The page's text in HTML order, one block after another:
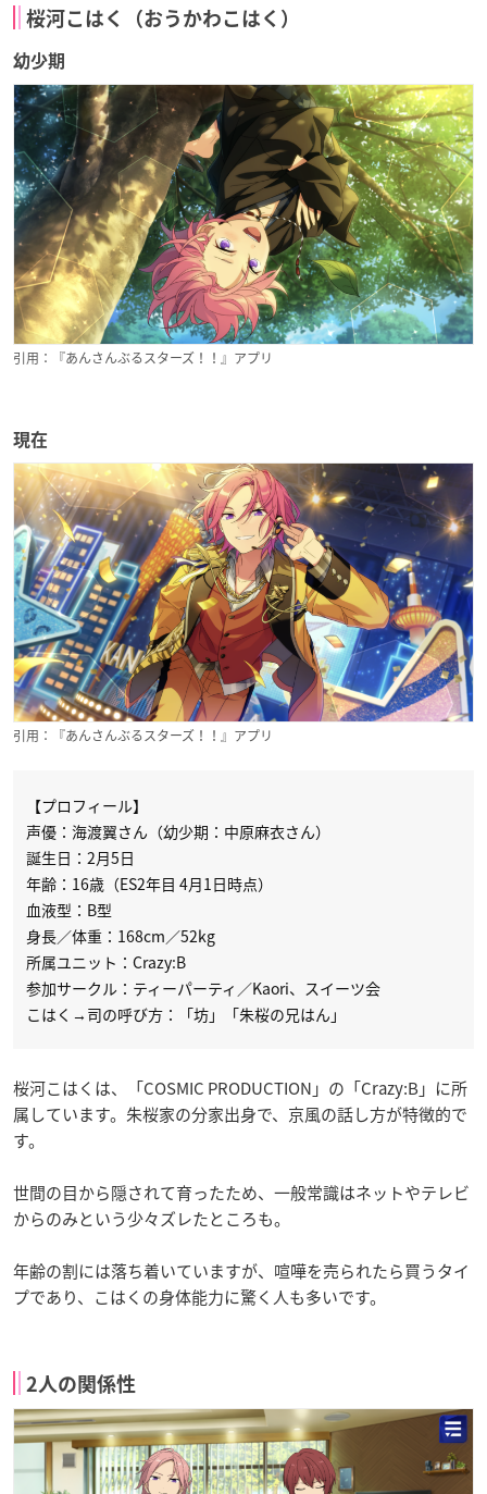
桜河こはく（おうかわこはく）
幼少期
引用：『あんさんぶるスターズ！！』アプリ
現在
引用：『あんさんぶるスターズ！！』アプリ
【プロフィール】
声優：海渡翼さん（幼少期：中原麻衣さん）
誕生日：2月5日
年齢：16歳（ES2年目 4月1日時点）
血液型：B型
身長／体重：168cm／52kg
所属ユニット：Crazy:B
参加サークル：ティーパーティ／Kaori、スイーツ会
こはく→司の呼び方：「坊」「朱桜の兄はん」
桜河こはくは、「COSMIC PRODUCTION」の「Crazy:B」に所
属しています。朱桜家の分家出身で、京風の話し方が特徴的で
す。
世間の目から隠されて育ったため、一般常識はネットやテレビ
からのみという少々ズレたところも。
年齢の割には落ち着いていますが、喧嘩を売られたら買うタイ
プであり、こはくの身体能力に驚く人も多いです。
2人の関係性